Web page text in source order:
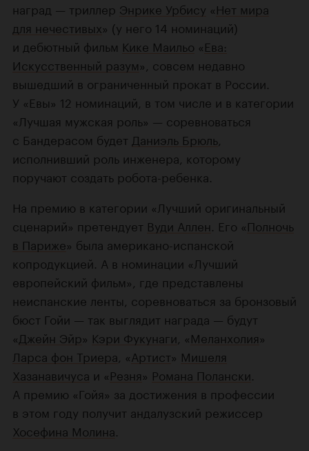
наград — триллер Энрике Урбису «Нет мира
для нечестивых» (у него 14 номинаций)
и дебютный фильм Кике Маильо «Ева:
Искусственный разум», совсем недавно
вышедший в ограниченный прокат в России.
У «Евы» 12 номинаций, в том числе и в категории
«Лучшая мужская роль» — соревноваться
с Бандерасом будет Даниэль Брюль
исполнивший роль инженера, которому
поручают создать робота-ребенка
На премию в категории «Лучший оригинальный
сценарий» претендует Вуди Аллен . Его «Полночь
в Париже» была американо-испанской
копродукцией. А в номинации «Лучший
европейский фильм», где представлены
неиспанские ленты, соревноваться за бронзовый
бюст Гойи — так выглядит награда — будут
«Джейн Эйр» Кэри Фукунаги , «Меланхолия»
Ларса фон Триера , «Артист» Мишеля
Хазанавичуса и «Резня» Романа Полански
А премию «Гойя» за достижения в профессии
в этом году получит андалузский режиссер
Хосефина Молина